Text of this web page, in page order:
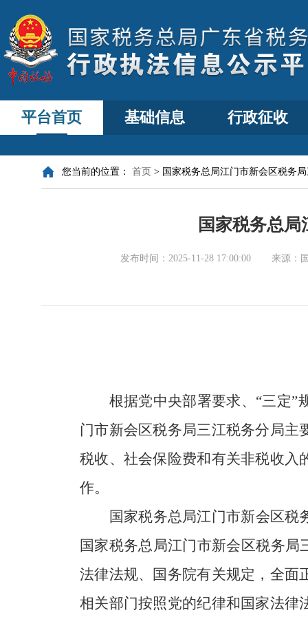
平台首页 基础信息 行政征收
您当前的位置： 首页 > 国家税务总局江门市新会区税务
国家税务总
发布时间： 2025-11-28 17:00:00 来源：
根据党中央部署要求、“三定”
门市新会区税务局三江税务分局主
税收、社会保险费和有关非税收入
作。
国家税务总局江门市新会区
国家税务总局江门市新会区税务
法律法规、国务院有关规定，全面
相关部门按照党的纪律和国家法律